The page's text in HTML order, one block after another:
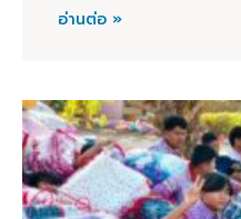
อ่านต่อ »